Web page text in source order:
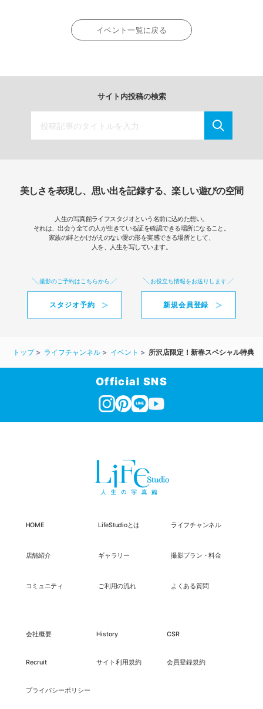
イベント一覧に戻る
サイト内投稿の検索
美しさを表現し、思い出を記録する、楽しい遊びの空間
人生の写真館ライフスタジオという名前に込めた想い。
それは、出会う全ての人が生きている証を確認できる場所になること。
家族の絆とかけがえのない愛の形を実感できる場所として、
人を、人生を写しています。
撮影のご予約はこちらから
スタジオ予約
お役立ち情報をお送りします
新規会員登録
トップ ライフチャンネル イベント 所沢店限定！新春スペシャル特典
Official SNS
HOME LifeStudioとは ライフチャンネル
店舗紹介 ギャラリー 撮影プラン・料金
コミュニティ ご利用の流れ よくある質問
会社概要 History CSR
Recruit サイト利用規約 会員登録規約
プライバシーポリシー